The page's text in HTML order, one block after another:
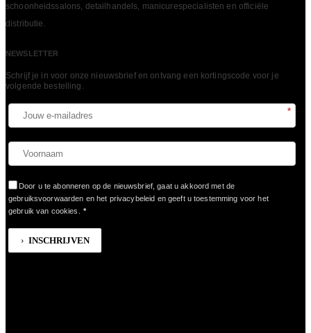
schoonheidssalons, detailhandels, manicurespecialisten en officiële
distributie.
NEWSLETTER
Schrijf je in voor onze nieuwsbrief en ontvang een kortingscode voor je
volgende bestelling.​
*
Door u te abonneren op de nieuwsbrief, gaat u akkoord met de
gebruiksvoorwaarden en het privacybeleid en geeft u toestemming voor het
gebruik van cookies.
*
INSCHRIJVEN